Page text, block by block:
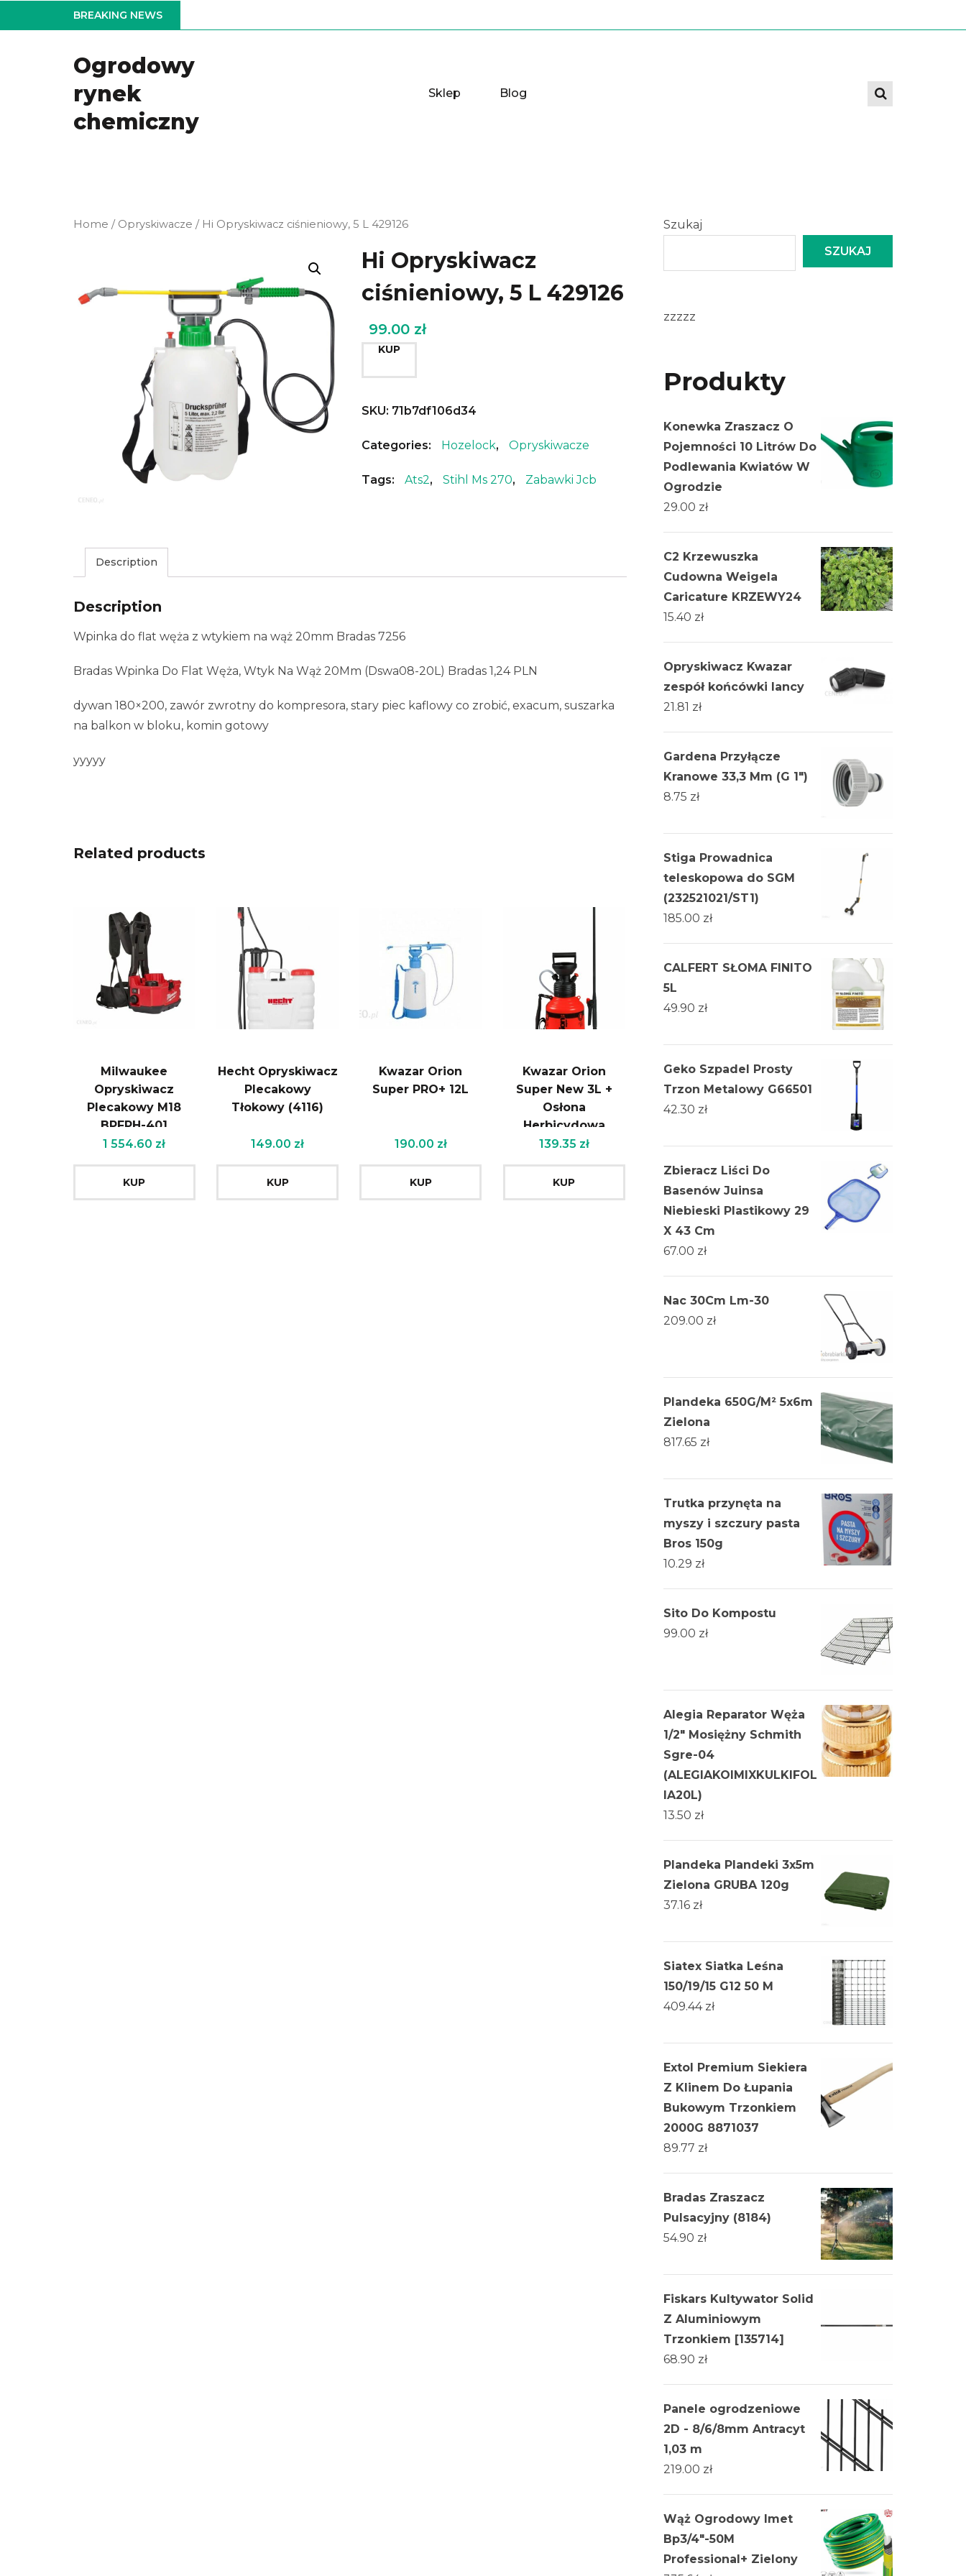
to
BREAKING NEWS
Ogrodowy
rynek
chemiczny
Sklep Blog
Home / Opryskiwacze / Hi Opryskiwacz ciśnieniowy, 5 L 429126
Hi Opryskiwacz
ciśnieniowy, 5 L 429126
99.00 zł
KUP
SKU: 71b7df106d34
Categories: Hozelock, Opryskiwacze
Tags: Ats2, Stihl Ms 270, Zabawki Jcb
Description
Description
Wpinka do flat węża z wtykiem na wąż 20mm Bradas 7256
Bradas Wpinka Do Flat Węża, Wtyk Na Wąż 20Mm (Dswa08-20L) Bradas 1,24 PLN
dywan 180×200, zawór zwrotny do kompresora, stary piec kaflowy co zrobić, exacum, suszarka
na balkon w bloku, komin gotowy
yyyyy
Related products
Milwaukee
Opryskiwacz
Plecakowy M18
BPFPH-401
1 554.60 zł
KUP
Hecht Opryskiwacz
Plecakowy
Tłokowy (4116)
149.00 zł
KUP
Kwazar Orion
Super PRO+ 12L
190.00 zł
KUP
Kwazar Orion
Super New 3L +
Osłona
Herbicydowa
139.35 zł
KUP
Szukaj
SZUKAJ
zzzzz
Produkty
Konewka Zraszacz O
Pojemności 10 Litrów Do
Podlewania Kwiatów W
Ogrodzie
29.00 zł
C2 Krzewuszka
Cudowna Weigela
Caricature KRZEWY24
15.40 zł
Opryskiwacz Kwazar
zespół końcówki lancy
21.81 zł
Gardena Przyłącze
Kranowe 33,3 Mm (G 1")
8.75 zł
Stiga Prowadnica
teleskopowa do SGM
(232521021/ST1)
185.00 zł
CALFERT SŁOMA FINITO
5L
49.90 zł
Geko Szpadel Prosty
Trzon Metalowy G66501
42.30 zł
Zbieracz Liści Do
Basenów Juinsa
Niebieski Plastikowy 29
X 43 Cm
67.00 zł
Nac 30Cm Lm-30
209.00 zł
Plandeka 650G/M² 5x6m
Zielona
817.65 zł
Trutka przynęta na
myszy i szczury pasta
Bros 150g
10.29 zł
Sito Do Kompostu
99.00 zł
Alegia Reparator Węża
1/2" Mosiężny Schmith
Sgre-04
(ALEGIAKOIMIXKULKIFOL
IA20L)
13.50 zł
Plandeka Plandeki 3x5m
Zielona GRUBA 120g
37.16 zł
Siatex Siatka Leśna
150/19/15 G12 50 M
409.44 zł
Extol Premium Siekiera
Z Klinem Do Łupania
Bukowym Trzonkiem
2000G 8871037
89.77 zł
Bradas Zraszacz
Pulsacyjny (8184)
54.90 zł
Fiskars Kultywator Solid
Z Aluminiowym
Trzonkiem [135714]
68.90 zł
Panele ogrodzeniowe
2D - 8/6/8mm Antracyt
1,03 m
219.00 zł
Wąż Ogrodowy Imet
Bp3/4"-50M
Professional+ Zielony